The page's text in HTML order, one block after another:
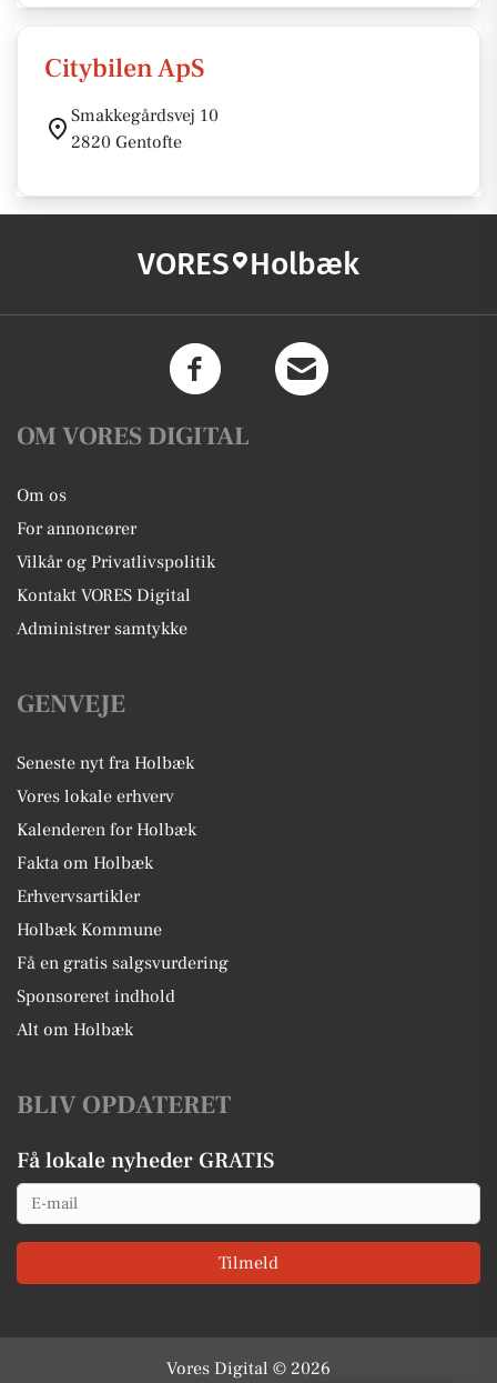
Citybilen ApS
Smakkegårdsvej 10
2820 Gentofte
VORES Holbæk
OM VORES DIGITAL
Om os
For annoncører
Vilkår og Privatlivspolitik
Kontakt VORES Digital
Administrer samtykke
GENVEJE
Seneste nyt fra Holbæk
Vores lokale erhverv
Kalenderen for Holbæk
Fakta om Holbæk
Erhvervsartikler
Holbæk Kommune
Få en gratis salgsvurdering
Sponsoreret indhold
Alt om Holbæk
BLIV OPDATERET
Få lokale nyheder GRATIS
Email
Tilmeld
Vores Digital © 2026